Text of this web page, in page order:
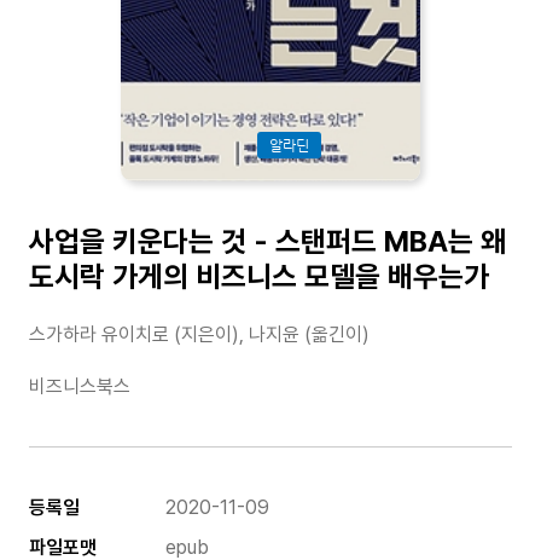
알라딘
사업을 키운다는 것 - 스탠퍼드 MBA는 왜
도시락 가게의 비즈니스 모델을 배우는가
스가하라 유이치로 (지은이), 나지윤 (옮긴이)
비즈니스북스
등록일
2020-11-09
파일포맷
epub